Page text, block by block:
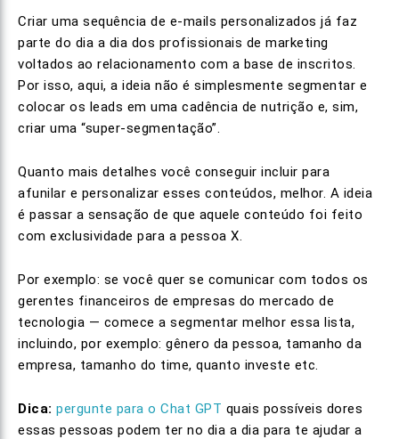
Criar uma sequência de e-mails personalizados já faz
parte do dia a dia dos profissionais de marketing
voltados ao relacionamento com a base de inscritos.
Por isso, aqui, a ideia não é simplesmente segmentar e
colocar os leads em uma cadência de nutrição e, sim,
criar uma “super-segmentação”.
Quanto mais detalhes você conseguir incluir para
afunilar e personalizar esses conteúdos, melhor. A ideia
é passar a sensação de que aquele conteúdo foi feito
com exclusividade para a pessoa X.
Por exemplo: se você quer se comunicar com todos os
gerentes financeiros de empresas do mercado de
tecnologia — comece a segmentar melhor essa lista,
incluindo, por exemplo: gênero da pessoa, tamanho da
empresa, tamanho do time, quanto investe etc.
Dica: pergunte para o Chat GPT quais possíveis dores
essas pessoas podem ter no dia a dia para te ajudar a